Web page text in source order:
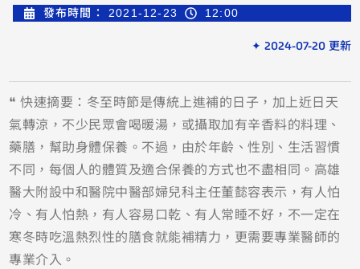
發布時間： 2021-12-23 12:00
✦ 2024-07-20 更新
❝ 快速摘要：冬至時節是傳統上進補的日子，加上近日天
氣轉涼，不少民眾會喝暖湯，或攝取加有辛香料的料理、
藥膳，幫助身體保養。不過，由於年齡、性別、生活習慣
不同，每個人的體質及適合保養的方式也不盡相同。高雄
醫大附設中和醫院中醫部婦兒科主任董懿容表示，有人怕
冷、有人怕熱，有人容易口乾、有人常睡不好，不一定在
寒冬時吃溫熱烈性的膳食就能補精力，更需要專業醫師的
專業介入。